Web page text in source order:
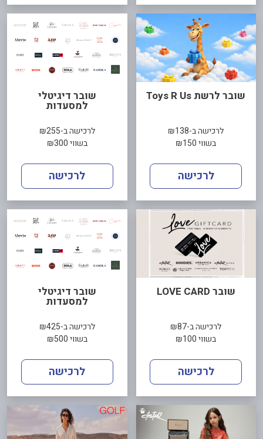
שובר לרשת Toys R Us
לרכישה ב-₪138
בשווי ₪150
לרכישה
שובר דיגיטלי
למסעדות
לרכישה ב-₪255
בשווי ₪300
לרכישה
שובר LOVE CARD
לרכישה ב-₪87
בשווי ₪100
לרכישה
שובר דיגיטלי
למסעדות
לרכישה ב-₪425
בשווי ₪500
לרכישה